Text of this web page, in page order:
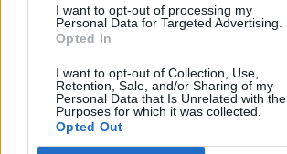
I want to opt-out of processing my
Personal Data for Targeted Advertising.
Opted In
I want to opt-out of Collection, Use,
Retention, Sale, and/or Sharing of my
Personal Data that Is Unrelated with the
Purposes for which it was collected.
Opted Out